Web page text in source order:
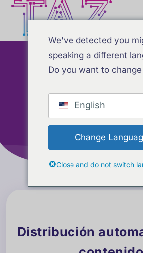
contenido
Hogar
Distribución
We've detected you
speaking a different
Do you want to
English
Change
Close and do not switch